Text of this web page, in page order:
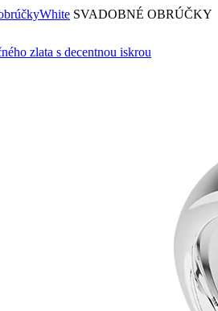
zlata s decentnou iskrou
White SVADOBNÉ OBRÚČKY